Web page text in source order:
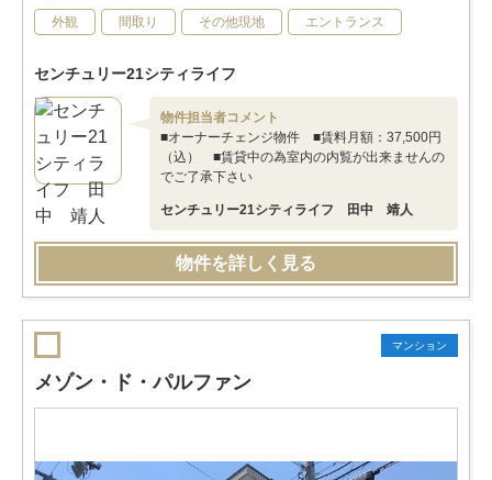
外観 間取り その他現地 エントランス
センチュリー21シティライフ
物件担当者コメント
■オーナーチェンジ物件 ■賃料月額：37,500円
（込） ■賃貸中の為室内の内覧が出来ませんの
でご了承下さい
センチュリー21シティライフ 田中 靖人
物件を詳しく見る
マンション
メゾン・ド・パルファン